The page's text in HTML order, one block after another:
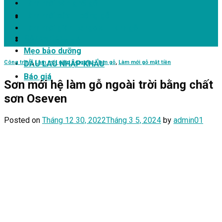
Mẹo bảo dưỡng
DẦU LAU NHẬP KHẨU
Báo giá
Công trình, Làm mới giàn pergola – lam gỗ, Làm mới gỗ mặt tiền
Sơn mới hệ làm gỗ ngoài trời bằng chất
sơn Oseven
Posted on Tháng 12 30, 2022Tháng 3 5, 2024 by admin01